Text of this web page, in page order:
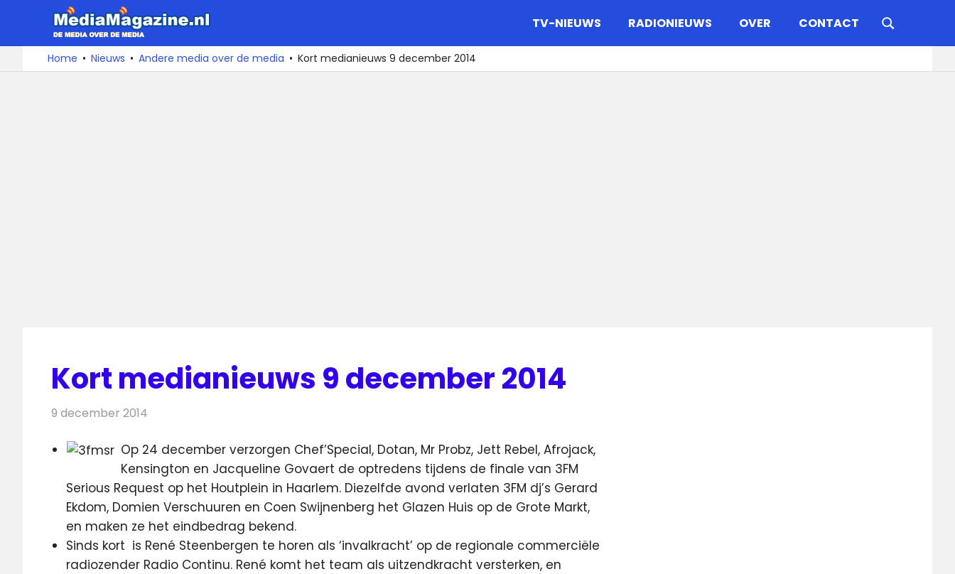
naar
De
media
over
TV-NIEUWS RADIONIEUWS OVER CONTACT
Home Nieuws Andere media over de media Kort medianieuws 9 december 2014
Kort medianieuws 9 december 2014
9 december 2014
Op 24 december verzorgen Chef’Special, Dotan, Mr Probz, Jett Rebel, Afrojack,
Kensington en Jacqueline Govaert de optredens tijdens de finale van 3FM
Serious Request op het Houtplein in Haarlem. Diezelfde avond verlaten 3FM dj’s Gerard
Ekdom, Domien Verschuuren en Coen Swijnenberg het Glazen Huis op de Grote Markt,
en maken ze het eindbedrag bekend.
Sinds kort is René Steenbergen te horen als ‘invalkracht’ op de regionale commerciële
radiozender Radio Continu. René komt het team als uitzendkracht versterken, en